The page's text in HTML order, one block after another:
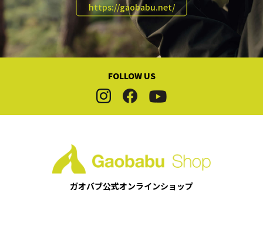
マリンレジャー
スポーツ観戦・応援
【災害対策】コンロ・熱源
【災害対策】クーラー・ジャグ・保冷剤
【災害対策】保存食・保存飲料
https://gaobabu.net/
FOLLOW US
ガオバブ公式オンラインショップ